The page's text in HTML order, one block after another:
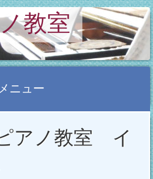
教室
ニュー
アノ教室 イ